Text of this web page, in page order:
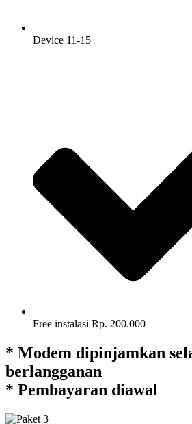
Device 11-15
Free instalasi Rp. 200.000
* Modem dipinjamkan
berlangganan
* Pembayaran diawal